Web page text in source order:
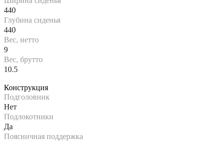
440
Глубина сиденья
440
Вес, нетто
9
Вес, брутто
10.5
Конструкция
Подголовник
Нет
Подлокотники
Да
Поясничная поддержка